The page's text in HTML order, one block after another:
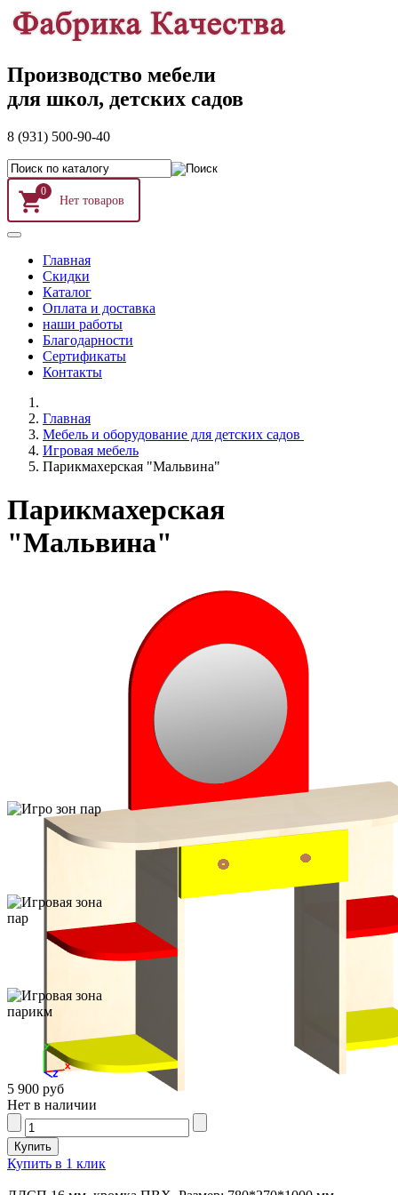
Производство мебели
для школ, детских садов
8 (931) 500-90-40
0
Главная
Скидки
Каталог
Оплата и доставка
наши работы
Благодарности
Сертификаты
Контакты
Главная
Мебель и оборудование для детских садов
Игровая мебель
Парикмахерская "Мальвина"
Парикмахерская
"Мальвина"
5 900 руб
Нет в наличии
Купить в 1 клик